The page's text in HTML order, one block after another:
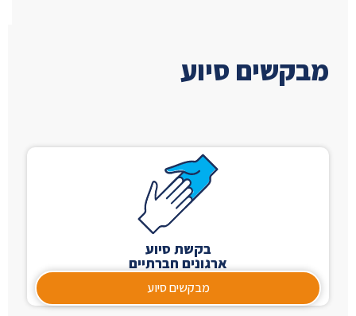
מבקשים סיוע
בקשת סיוע
ארגונים חברתיים
מבקשים סיוע